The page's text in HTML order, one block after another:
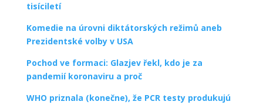
tisíciletí
Komedie na úrovni diktátorských režimů aneb
Prezidentské volby v USA
Pochod ve formaci: Glazjev řekl, kdo je za
pandemií koronaviru a proč
WHO priznala (konečne), že PCR testy produkujú